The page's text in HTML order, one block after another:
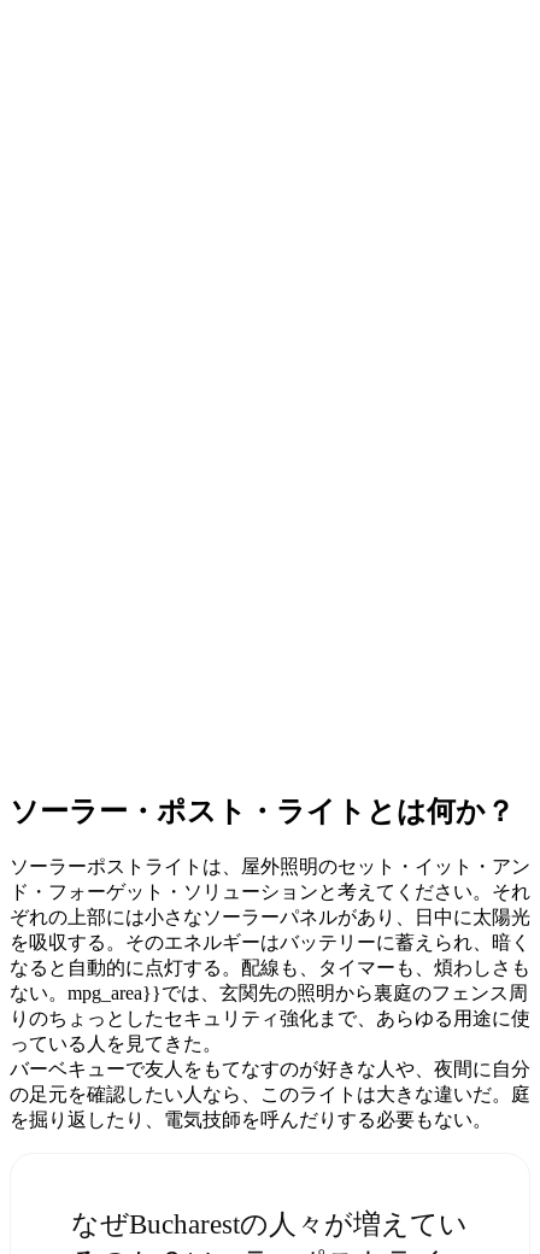
ソーラー・ポスト・ライトとは何か？
ソーラーポストライトは、屋外照明のセット・イット・アン
ド・フォーゲット・ソリューションと考えてください。それ
ぞれの上部には小さなソーラーパネルがあり、日中に太陽光
を吸収する。そのエネルギーはバッテリーに蓄えられ、暗く
なると自動的に点灯する。配線も、タイマーも、煩わしさも
ない。mpg_area}}では、玄関先の照明から裏庭のフェンス周
りのちょっとしたセキュリティ強化まで、あらゆる用途に使
っている人を見てきた。
バーベキューで友人をもてなすのが好きな人や、夜間に自分
の足元を確認したい人なら、このライトは大きな違いだ。庭
を掘り返したり、電気技師を呼んだりする必要もない。
なぜBucharestの人々が増えてい